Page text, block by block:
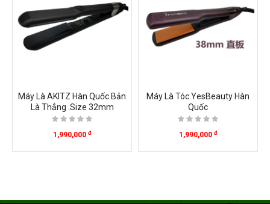
Máy Là AKITZ Hàn Quốc Bản
Là Thẳng .size 32mm
1,990,000 đ
Máy Là Tóc YesBeauty Hàn
Quốc
1,990,000 đ